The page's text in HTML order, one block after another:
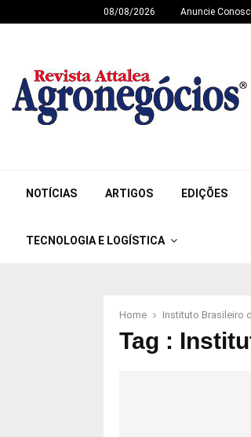
08/08/2026 Anuncie
NOTÍCIAS ARTIGOS EDIÇÕES
TECNOLOGIA E LOGÍSTICA
Home Instituto Brasileiro
Tag :